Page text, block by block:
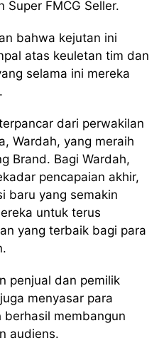
Super FMCG Seller.
bahwa kejutan ini
atas keuletan tim dan
selama ini mereka
dari perwakilan
Wardah, yang meraih
Brand. Bagi Wardah,
pencapaian akhir,
baru yang semakin
untuk terus
yang terbaik bagi para
penjual dan pemilik
menyasar para
membangun
audiens.